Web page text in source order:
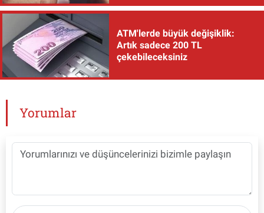
ATM'lerde büyük değişiklik:
Artık sadece 200 TL
çekebileceksiniz
Yorumlar